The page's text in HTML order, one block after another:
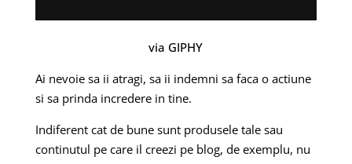
via GIPHY
Ai nevoie sa ii atragi, sa ii indemni sa faca o actiune
si sa prinda incredere in tine.
Indiferent cat de bune sunt produsele tale sau
continutul pe care il creezi pe blog, de exemplu, nu